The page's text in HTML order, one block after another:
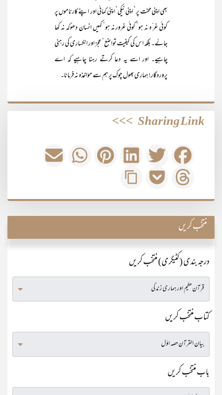
بھی اپنی محنت پر‘ اپنی نیکی‘ اپنی کمائی اور اپنے کارناموں پر
کوئی غر ّہ نہ ہو‘ کوئی غرور نہ ہو‘ کہیں انسان دھوکہ نہ کھا
جائے۔ بلکہ اس کی کیفیت تواضع‘ عجز اور انکساری کی رہنی
چاہیے۔ اور اسے یہ دعا کرتے رہنا چاہیے کہ اے
پروردگار! ہماری بھول چوک پر ہم سے مؤاخذہ نہ فرمانا۔
Sharing Link
>>>
منتخب کریں
درجہ بندی (کٹیگری) منتخب کریں
کتاب منتخب کریں
باب منتخب کریں